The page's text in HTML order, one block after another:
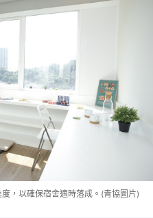
，以確保宿舍適時落成。(青協圖片)